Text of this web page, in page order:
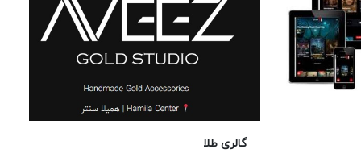
گالری طلا